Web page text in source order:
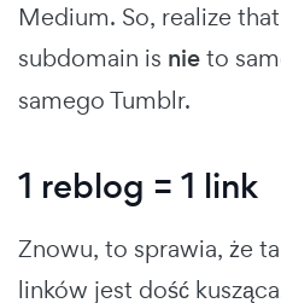
Medium. So, realize
subdomain is nieto
samego Tumblr.
1 reblog = 1 link
Znowu, to sprawia, że
linków jest dość